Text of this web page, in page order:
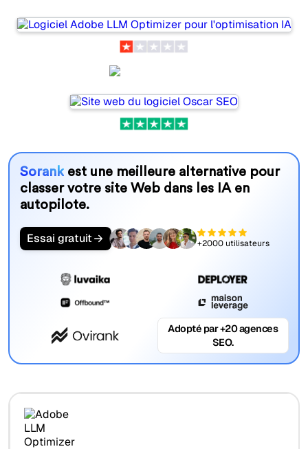
Sorankest une meilleure alternative pour
classer votre site Web dans les IA en
autopilote.
Essai gratuit +2000 utilisateurs
Adopté par +20 agences
SEO.